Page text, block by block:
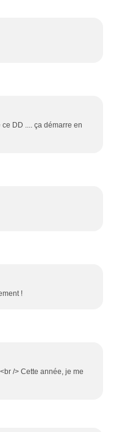
DD .... ça démarre en
!
/> Cette année, je me